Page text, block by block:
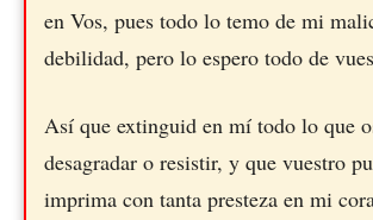
en Vos, pues todo lo temo de mi
debilidad, pero lo espero todo de
Así que extinguid en mí todo lo que
desagradar o resistir, y que vuestro
imprima con tanta presteza en mi